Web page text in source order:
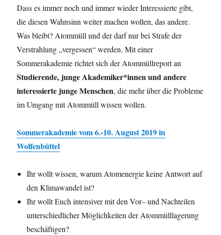
Dass es immer noch und immer wieder Interessierte gibt,
die diesen Wahnsinn weiter machen wollen, das andere.
Was bleibt? Atommüll und der darf nur bei Strafe der
Verstrahlung „vergessen“ werden. Mit einer
Sommerakademie richtet sich der Atommüllreport an
Studierende, junge Akademiker*innen und andere
interessierte junge Menschen, die mehr über die Probleme
im Umgang mit Atommüll wissen wollen.
Sommerakademie vom 6.-10. August 2019 in
Wolfenbüttel
Ihr wollt wissen, warum Atomenergie keine Antwort auf
den Klimawandel ist?
Ihr wollt Euch intensiver mit den Vor– und Nachteilen
unterschiedlicher Möglichkeiten der Atommülllagerung
beschäftigen?